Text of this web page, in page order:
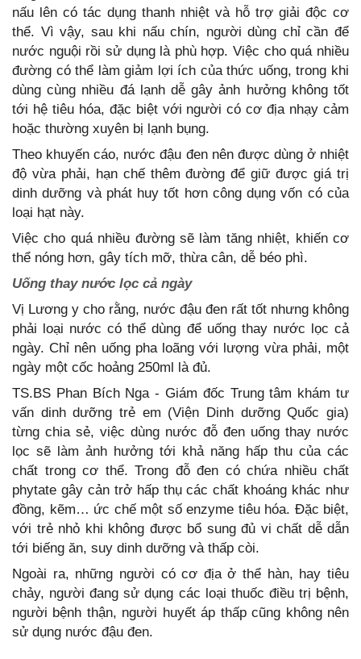
nấu lên có tác dụng thanh nhiệt và hỗ trợ giải độc cơ
thể. Vì vậy, sau khi nấu chín, người dùng chỉ cần để
nước nguội rồi sử dụng là phù hợp. Việc cho quá nhiều
đường có thể làm giảm lợi ích của thức uống, trong khi
dùng cùng nhiều đá lạnh dễ gây ảnh hưởng không tốt
tới hệ tiêu hóa, đặc biệt với người có cơ địa nhạy cảm
hoặc thường xuyên bị lạnh bụng.
Theo khuyến cáo, nước đậu đen nên được dùng ở nhiệt
độ vừa phải, hạn chế thêm đường để giữ được giá trị
dinh dưỡng và phát huy tốt hơn công dụng vốn có của
loại hạt này.
Việc cho quá nhiều đường sẽ làm tăng nhiệt, khiến cơ
thể nóng hơn, gây tích mỡ, thừa cân, dễ béo phì.
Uống thay nước lọc cả ngày
Vị Lương y cho rằng, nước đậu đen rất tốt nhưng không
phải loại nước có thể dùng để uống thay nước lọc cả
ngày. Chỉ nên uống pha loãng với lượng vừa phải, một
ngày một cốc hoảng 250ml là đủ.
TS.BS Phan Bích Nga - Giám đốc Trung tâm khám tư
vấn dinh dưỡng trẻ em (Viện Dinh dưỡng Quốc gia)
từng chia sẻ, việc dùng nước đỗ đen uống thay nước
lọc sẽ làm ảnh hưởng tới khả năng hấp thu của các
chất trong cơ thể. Trong đỗ đen có chứa nhiều chất
phytate gây cản trở hấp thụ các chất khoáng khác như
đồng, kẽm… ức chế một số enzyme tiêu hóa. Đặc biệt,
với trẻ nhỏ khi không được bổ sung đủ vi chất dễ dẫn
tới biếng ăn, suy dinh dưỡng và thấp còi.
Ngoài ra, những người có cơ địa ở thể hàn, hay tiêu
chảy, người đang sử dụng các loại thuốc điều trị bệnh,
người bệnh thận, người huyết áp thấp cũng không nên
sử dụng nước đậu đen.